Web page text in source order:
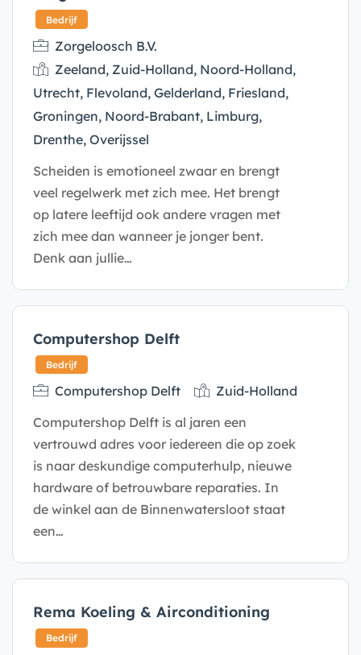
Bedrijf
Zorgeloosch B.V.
Zeeland, Zuid-Holland, Noord-Holland,
Utrecht, Flevoland, Gelderland, Friesland,
Groningen, Noord-Brabant, Limburg,
Drenthe, Overijssel
Scheiden is emotioneel zwaar en brengt
veel regelwerk met zich mee. Het brengt
op latere leeftijd ook andere vragen met
zich mee dan wanneer je jonger bent.
Denk aan jullie…
Computershop Delft
Computershop Delft
Zuid-Holland
Computershop Delft is al jaren een
vertrouwd adres voor iedereen die op zoek
is naar deskundige computerhulp, nieuwe
hardware of betrouwbare reparaties. In
de winkel aan de Binnenwatersloot staat
een…
Rema Koeling & Airconditioning